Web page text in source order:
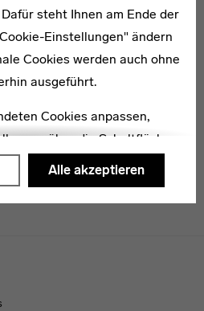
steht Ihnen am Ende der
Einstellungen" ändern
Cookies werden auch ohne
ausgeführt.
Cookies anpassen,
über die Schaltfläche
Alle akzeptieren